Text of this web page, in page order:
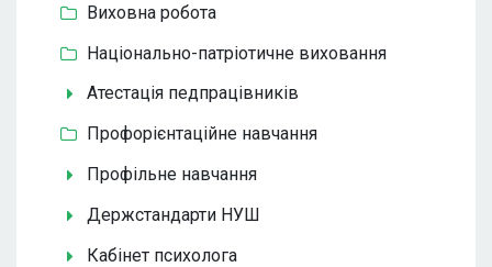
Виховна робота
Національно-патріотичне виховання
Атестація педпрацівників
Профорієнтаційне навчання
Профільне навчання
Держстандарти НУШ
Кабінет психолога